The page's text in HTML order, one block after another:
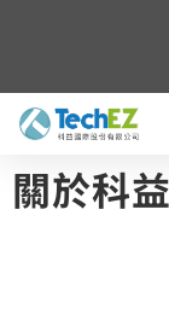
關於科